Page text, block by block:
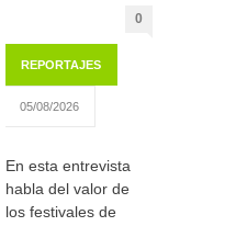
0
REPORTAJES
05/08/2026
En esta entrevista
habla del valor de
los festivales de